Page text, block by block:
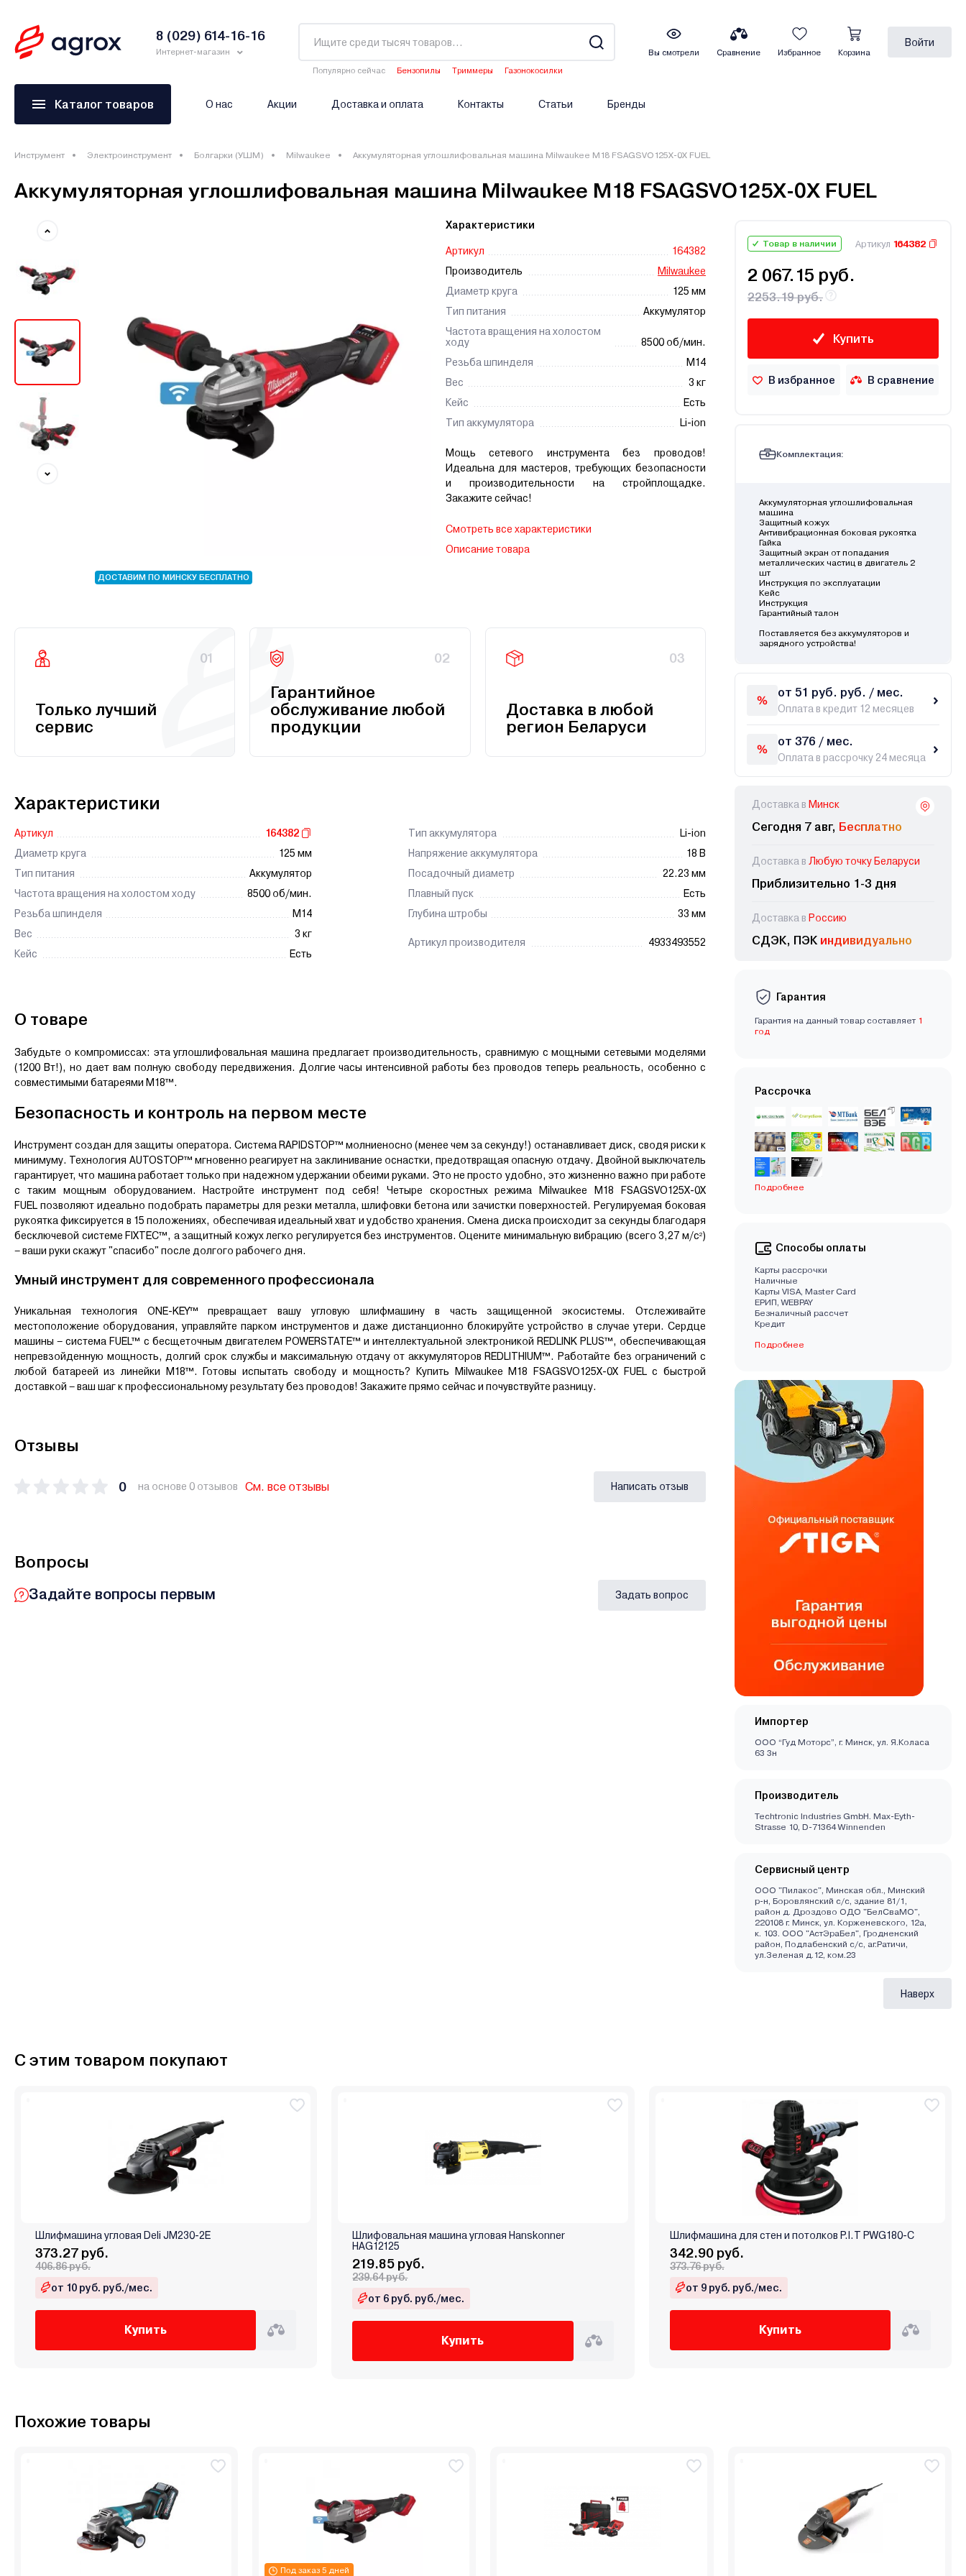
8 (029) 614-16-16
Интернет-магазин
Популярно сейчас Бензопилы Триммеры
Газонокосилки
Вы смотрели Сравнение Избранное Корзина
Войти
Каталог товаров О нас Акции Доставка и оплата Контакты Статьи Бренды
Инструмент Электроинструмент Болгарки (УШМ) Milwaukee Аккумуляторная углошлифовальная машина Milwaukee M18 FSAGSVO125X-0X FUEL
Аккумуляторная углошлифовальная машина Milwaukee M18 FSAGSVO125X-0X FUEL
ДОСТАВИМ ПО МИНСКУ БЕСПЛАТНО
Характеристики
Артикул
164382
Производитель
Milwaukee
Диаметр круга
125 мм
Тип питания
Аккумулятор
Частота вращения на холостом
ходу
8500 об/мин.
Резьба шпинделя
М14
Вес
3 кг
Кейс
Есть
Тип аккумулятора
Li-ion
Мощь сетевого инструмента без проводов!
Идеальна для мастеров, требующих безопасности
и производительности на стройплощадке.
Закажите сейчас!
Смотреть все характеристики
Описание товара
01
Только лучший
сервис
02
Гарантийное
обслуживание любой
продукции
03
Доставка в любой
регион Беларуси
Характеристики
Артикул
164382
Диаметр круга
125 мм
Тип питания
Аккумулятор
Частота вращения на холостом ходу
8500 об/мин.
Резьба шпинделя
М14
Вес
3 кг
Кейс
Есть
Тип аккумулятора
Li-ion
Напряжение аккумулятора
18 В
Посадочный диаметр
22.23 мм
Плавный пуск
Есть
Глубина штробы
33 мм
Артикул производителя 4933493552
О товаре
Забудьте о компромиссах: эта углошлифовальная машина предлагает производительность, сравнимую с мощными сетевыми моделями
(1200 Вт!), но дает вам полную свободу передвижения. Долгие часы интенсивной работы без проводов теперь реальность, особенно с
совместимыми батареями M18™.
Безопасность и контроль на первом месте
Инструмент создан для защиты оператора. Система RAPIDSTOP™ молниеносно (менее чем за секунду!) останавливает диск, сводя риски к
минимуму. Технология AUTOSTOP™ мгновенно реагирует на заклинивание оснастки, предотвращая опасную отдачу. Двойной выключатель
гарантирует, что машина работает только при надежном удержании обеими руками. Это не просто удобно, это жизненно важно при работе
с таким мощным оборудованием. Настройте инструмент под себя! Четыре скоростных режима
Milwaukee M18 FSAGSVO125X-0X
FUEL позволяют идеально подобрать параметры для резки металла, шлифовки бетона или зачистки поверхностей. Регулируемая боковая
рукоятка фиксируется в 15 положениях, обеспечивая идеальный хват и удобство хранения. Смена диска происходит за секунды благодаря
бесключевой системе FIXTEC™, а защитный кожух легко регулируется без инструментов. Оцените минимальную вибрацию (всего 3,27 м/с²)
– ваши руки скажут "спасибо" после долгого рабочего дня.
Умный инструмент для современного профессионала
Уникальная технология ONE-KEY™ превращает вашу угловую шлифмашину в часть защищенной экосистемы. Отслеживайте
местоположение оборудования, управляйте парком инструментов и даже дистанционно блокируйте устройство в случае утери. Сердце
машины – система FUEL™ с бесщеточным двигателем POWERSTATE™ и интеллектуальной электроникой REDLINK PLUS™, обеспечивающая
непревзойденную мощность, долгий срок службы и максимальную отдачу от аккумуляторов REDLITHIUM™. Работайте без ограничений с
любой батареей из линейки M18™. Готовы испытать свободу и мощность? Купить Milwaukee M18 FSAGSVO125X-0X FUEL с быстрой
доставкой – ваш шаг к профессиональному результату без проводов! Закажите прямо сейчас и почувствуйте разницу.
Отзывы
0 на основе 0 отзывов См. все отзывы Написать отзыв
Вопросы
Задайте вопросы первым Задать вопрос
Товар в наличии Артикул 164382
2 067.15 руб.
2253.19 руб.
Купить
В избранное В сравнение
Комплектация:
Аккумуляторная углошлифовальная
машина
Защитный кожух
Антивибрационная боковая рукоятка
Гайка
Защитный экран от попадания
металлических частиц в двигатель 2
шт
Инструкция по эксплуатации
Кейс
Инструкция
Гарантийный талон
Поставляется без аккумуляторов и
зарядного устройства!
от 51 руб. руб. / мес.
Оплата в кредит 12 месяцев
от 376 / мес.
Оплата в рассрочку 24 месяца
Доставка в Минск
Сегодня 7 авг, Бесплатно
Доставка в Любую точку Беларуси
Приблизительно 1-3 дня
Доставка в Россию
СДЭК, ПЭК индивидуально
Гарантия
Гарантия на данный товар составляет 1
год
Рассрочка
Подробнее
Способы оплаты
Карты рассрочки
Наличные
Карты VISA, Master Card
EРИП, WEBPAY
Безналичный рассчет
Кредит
Подробнее
Импортер
ООО “Гуд Моторс”, г. Минск, ул. Я.Коласа
63 3н
Производитель
Techtronic Industries GmbH. Max-Eyth-
Strasse 10, D-71364 Winnenden
Сервисный центр
ООО "Пилакос", Минская обл., Минский
р-н, Боровлянский с/с, здание 81/1,
район д. Дроздово ОДО "БелСваМО",
220108 г. Минск, ул. Корженевского, 12а,
к. 103. ООО "АстЭраБел", Гродненский
район, Подлабенский с/с, аг.Ратичи,
ул.Зеленая д.12, ком.23
Наверх
С этим товаром покупают
Шлифмашина угловая Deli JM230-2E
373.27 руб.
406.86 руб.
от 10 руб. руб./мес.
Купить
Шлифовальная машина угловая Hanskonner
HAG12125
219.85 руб.
239.64 руб.
от 6 руб. руб./мес.
Купить
Шлифмашина для стен и потолков P.I.T PWG180-C
342.90 руб.
373.76 руб.
от 9 руб. руб./мес.
Купить
Похожие товары
Под заказ 5 дней